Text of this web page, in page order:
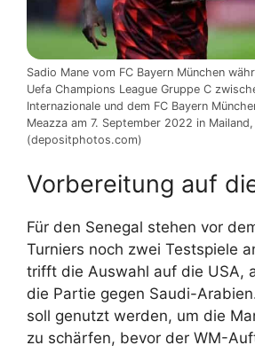
Sadio Mane vom FC Bayern München
Uefa Champions League Gruppe C
Internazionale und dem FC Bayern
Meazza am 7. September 2022 in
(depositphotos.com)
Vorbereitung auf
Für den Senegal stehen vor
Turniers noch zwei Testspiele
trifft die Auswahl auf die USA,
die Partie gegen Saudi-
soll genutzt werden, um die
zu schärfen, bevor der WM-